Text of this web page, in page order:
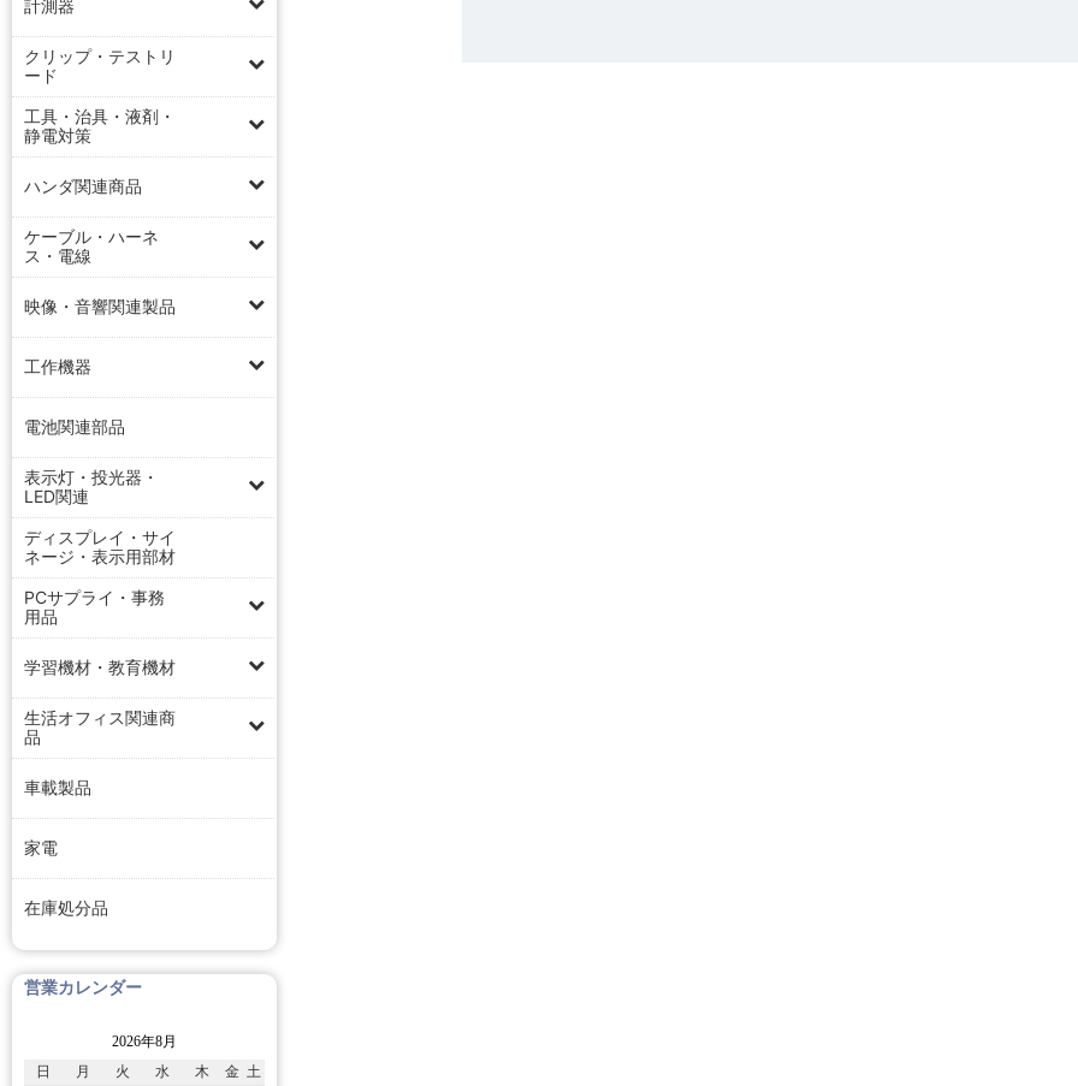
計測器
クリップ・テストリ
ード
工具・治具・液剤・
静電対策
ハンダ関連商品
ケーブル・ハーネ
ス・電線
映像・音響関連製品
工作機器
電池関連部品
表示灯・投光器・
LED関連
ディスプレイ・サイ
ネージ・表示用部材
PCサプライ・事務
用品
学習機材・教育機材
生活オフィス関連商
品
車載製品
家電
在庫処分品
営業カレンダー
2026年8月
日
月 火 水 木 金 土